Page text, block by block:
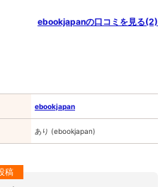
ebookjapanの口コミを見る(2)
ebookjapan
あり (ebookjapan)